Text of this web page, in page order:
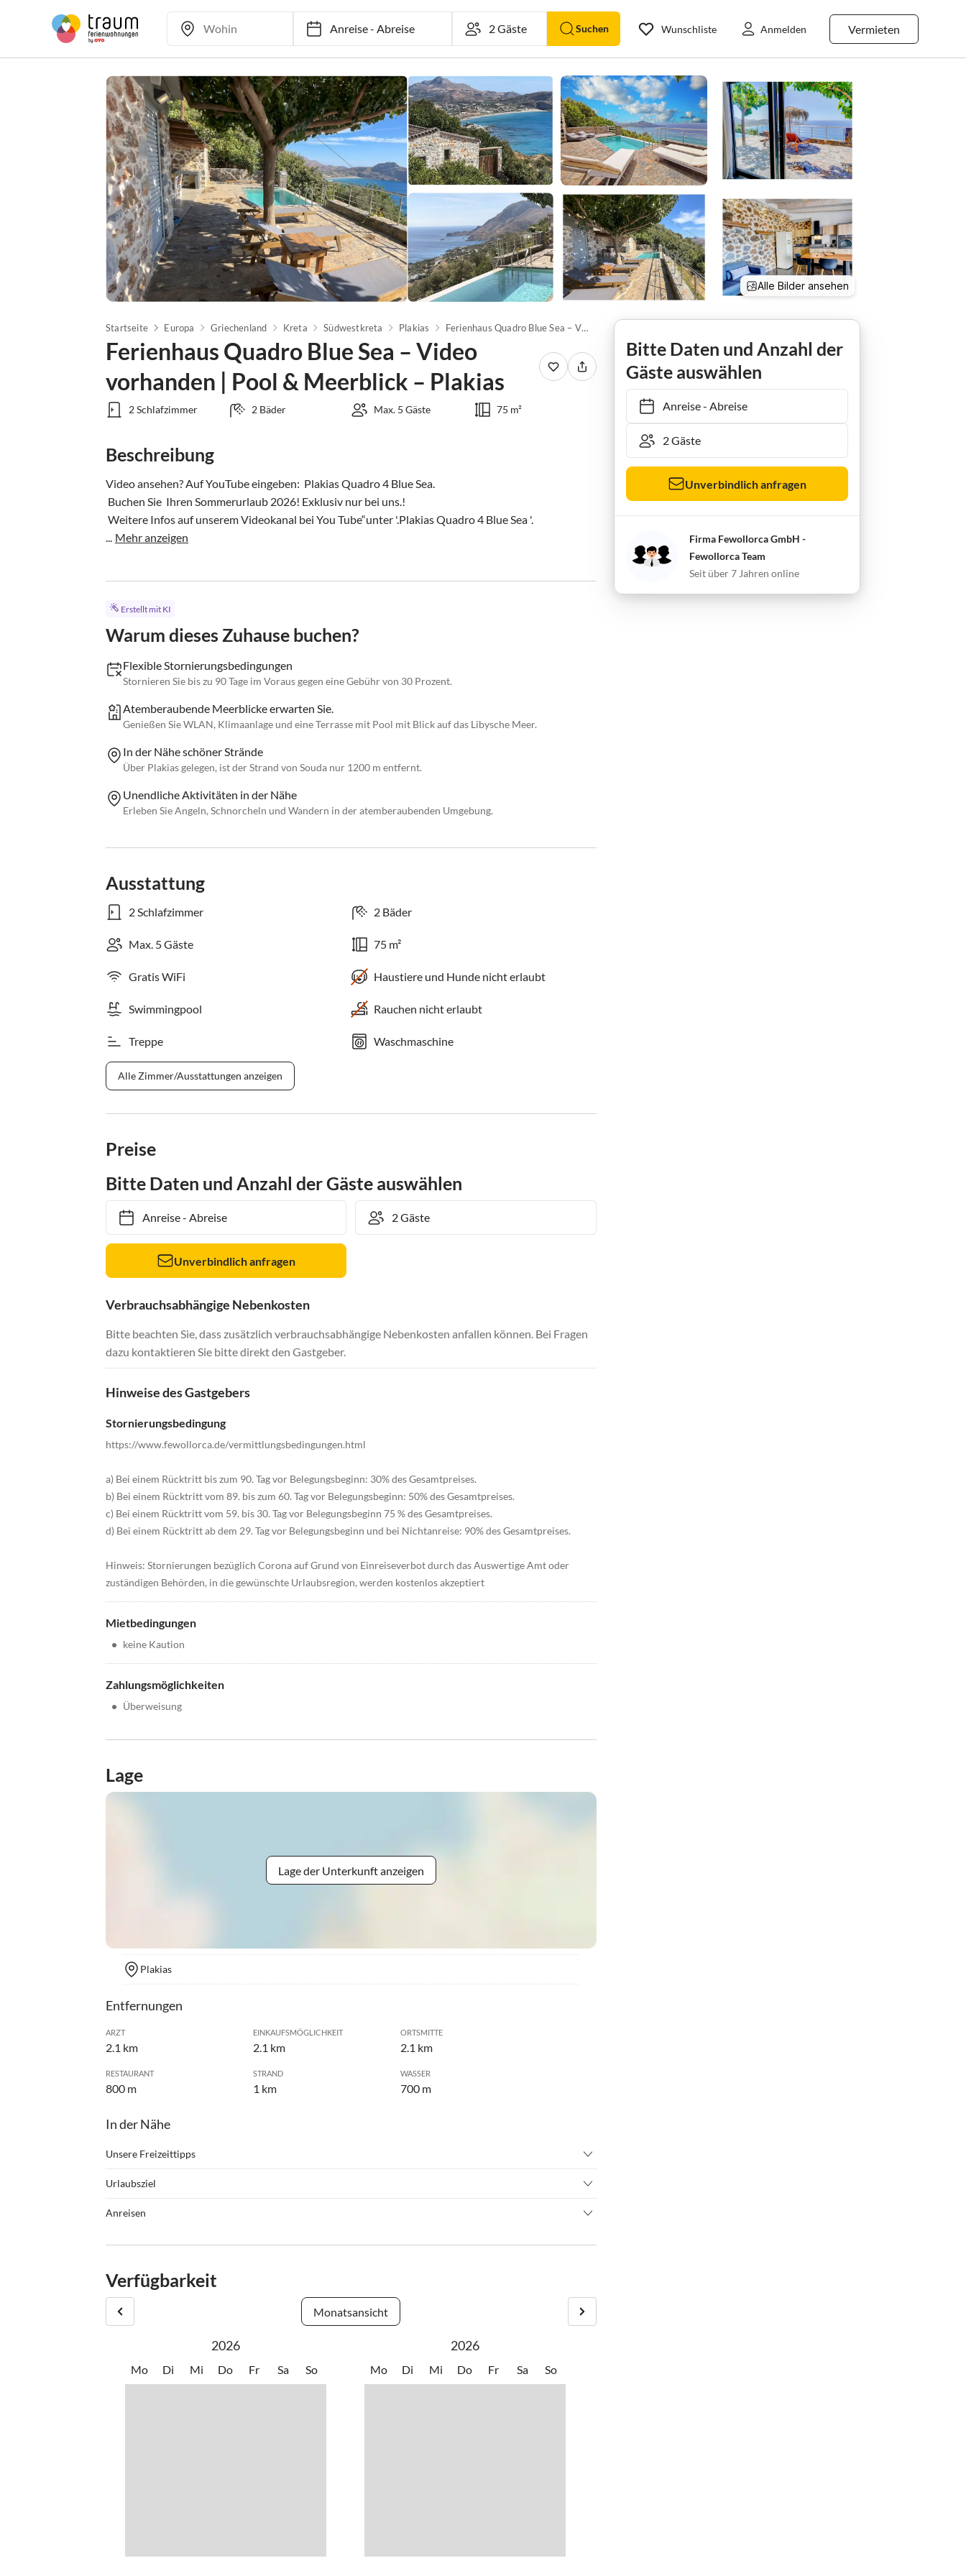
Anreise-Abreise Suchen Vermieten
Wunschliste Anmelden
Alle Bilder ansehen
Startseite Europa Griechenland Kreta Südwestkreta Plakias Ferienhaus Quadro Blue Sea – Video vorhanden | Pool & Meerblick – Plakias
Ferienhaus Quadro Blue Sea – Video
vorhanden | Pool & Meerblick – Plakias
2 Schlafzimmer 2 Bäder Max. 5 Gäste 75 m²
Beschreibung
Video ansehen? Auf YouTube eingeben:  Plakias Quadro 4 Blue Sea.
... Mehr anzeigen
Erstellt mit KI
Warum dieses Zuhause buchen?
Flexible Stornierungsbedingungen
Stornieren Sie bis zu 90 Tage im Voraus gegen eine Gebühr von 30 Prozent.
Atemberaubende Meerblicke erwarten Sie.
Genießen Sie WLAN, Klimaanlage und eine Terrasse mit Pool mit Blick auf das Libysche Meer.
In der Nähe schöner Strände
Über Plakias gelegen, ist der Strand von Souda nur 1200 m entfernt.
Unendliche Aktivitäten in der Nähe
Erleben Sie Angeln, Schnorcheln und Wandern in der atemberaubenden Umgebung.
Ausstattung
2 Schlafzimmer 2 Bäder
Max. 5 Gäste 75 m²
Gratis WiFi Haustiere und Hunde nicht erlaubt
Swimmingpool Rauchen nicht erlaubt
Treppe Waschmaschine
Alle Zimmer/Ausstattungen anzeigen
Preise
Bitte Daten und Anzahl der Gäste auswählen
Anreise- Abreise
Unverbindlich anfragen
Verbrauchsabhängige Nebenkosten
Bitte beachten Sie, dass zusätzlich verbrauchsabhängige Nebenkosten anfallen können. Bei Fragen
dazu kontaktieren Sie bitte direkt den Gastgeber.
Hinweise des Gastgebers
Stornierungsbedingung
https://www.fewollorca.de/vermittlungsbedingungen.html
a) Bei einem Rücktritt bis zum 90. Tag vor Belegungsbeginn: 30% des Gesamtpreises.
b) Bei einem Rücktritt vom 89. bis zum 60. Tag vor Belegungsbeginn: 50% des Gesamtpreises.
c) Bei einem Rücktritt vom 59. bis 30. Tag vor Belegungsbeginn 75 % des Gesamtpreises.
d) Bei einem Rücktritt ab dem 29. Tag vor Belegungsbeginn und bei Nichtanreise: 90% des Gesamtpreises.
Hinweis: Stornierungen bezüglich Corona auf Grund von Einreiseverbot durch das Auswertige Amt oder
zuständigen Behörden, in die gewünschte Urlaubsregion, werden kostenlos akzeptiert
Mietbedingungen
• keine Kaution
Zahlungsmöglichkeiten
• Überweisung
Lage
Lage der Unterkunft anzeigen
Plakias
Entfernungen
ARZT
2.1 km
EINKAUFSMÖGLICHKEIT
2.1 km
ORTSMITTE
2.1 km
RESTAURANT
800 m
STRAND
1 km
WASSER
700 m
In der Nähe
Unsere Freizeittipps
Urlaubsziel
Vermieter in bar zu entrichten.
Anreisen
Verfügbarkeit
Monatsansicht
2026
Mo Di Mi Do Fr Sa So
2026
Mo Di Mi Do Fr Sa So
Bitte Daten und Anzahl der
Gäste auswählen
Anreise- Abreise
Unverbindlich anfragen
Firma Fewollorca GmbH -
Fewollorca Team
Seit über 7 Jahren online